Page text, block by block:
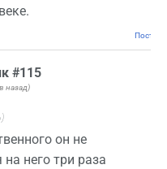
#115
назад)
он не
него три раза